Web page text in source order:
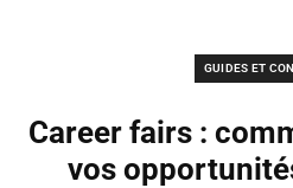
GUIDES ET
Career fairs :
vos